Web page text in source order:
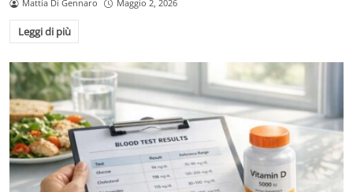
Mattia Di Gennaro Maggio 2, 2026
Leggi di più